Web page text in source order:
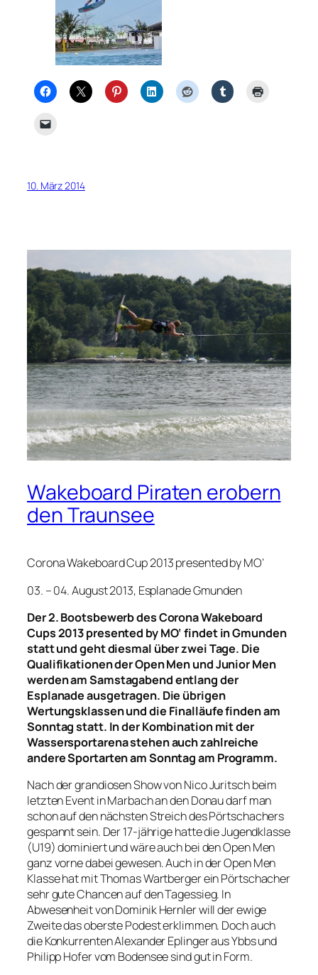
10. März 2014
Wakeboard Piraten erobern
den Traunsee
Corona Wakeboard Cup 2013 presented by MO‘
03. – 04. August 2013, Esplanade Gmunden
Der 2. Bootsbewerb des Corona Wakeboard
Cups 2013 presented by MO‘ findet in Gmunden
statt und geht diesmal über zwei Tage. Die
Qualifikationen der Open Men und Junior Men
werden am Samstagabend entlang der
Esplanade ausgetragen. Die übrigen
Wertungsklassen und die Finalläufe finden am
Sonntag statt. In der Kombination mit der
Wassersportarena stehen auch zahlreiche
andere Sportarten am Sonntag am Programm.
Nach der grandiosen Show von Nico Juritsch beim
letzten Event in Marbach an den Donau darf man
schon auf den nächsten Streich des Pörtschachers
gespannt sein. Der 17-jährige hatte die Jugendklasse
(U19) dominiert und wäre auch bei den Open Men
ganz vorne dabei gewesen. Auch in der Open Men
Klasse hat mit Thomas Wartberger ein Pörtschacher
sehr gute Chancen auf den Tagessieg. In
Abwesenheit von Dominik Hernler will der ewige
Zweite das oberste Podest erklimmen. Doch auch
die Konkurrenten Alexander Eplinger aus Ybbs und
Philipp Hofer vom Bodensee sind gut in Form.